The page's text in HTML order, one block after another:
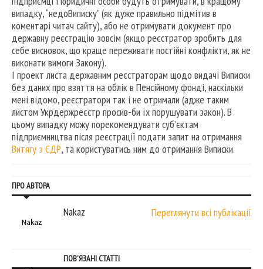
випадку, “недоВиписку” (як дуже правильно підмітив в
коментарі читач сайту), або не отримувати документ про
державну реєстрацію зовсім (якщо реєстратор зробить для
себе висновок, що краще переживати постійні конфлікти, як не
виконати вимоги Закону).
І проект листа державним реєстраторам щодо видачі Виписки
без даних про взяття на облік в Пенсійному фонді, наскільки
мені відомо, реєстратори так і не отримали (адже таким
листом Укрдержреєстр просив-би їх порушувати закон). В
цьому випадку можу порекомендувати суб’єктам
підприємництва після реєстрації подати запит на отримання
Витягу з ЄДР, та користуватись ним до отримання Виписки.
ПРО АВТОРА
Nakaz Переглянути всі публікації
ПОВ'ЯЗАНІ СТАТТІ